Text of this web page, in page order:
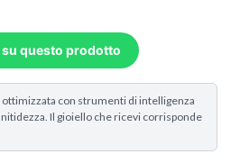
questo prodotto
con strumenti di intelligenza
Il gioiello che ricevi corrisponde